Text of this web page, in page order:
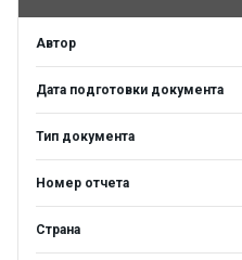
Автор
Дата подготовки документа
Тип документа
Номер отчета
Страна